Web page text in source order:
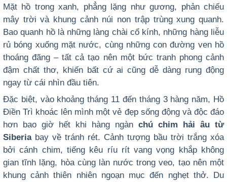
Mặt hồ trong xanh, phẳng lặng như gương, phản chiếu
mây trời và khung cảnh núi non trập trùng xung quanh.
Bao quanh hồ là những làng chài cổ kính, những hàng liễu
rủ bóng xuống mặt nước, cùng những con đường ven hồ
thoáng đãng – tất cả tạo nên một bức tranh phong cảnh
đậm chất thơ, khiến bất cứ ai cũng dễ dàng rung động
ngay từ cái nhìn đầu tiên.
Đặc biệt, vào khoảng tháng 11 đến tháng 3 hàng năm, Hồ
Điền Trì khoác lên mình một vẻ đẹp sống động và độc đáo
hơn bao giờ hết khi hàng ngàn chú chim hải âu từ
Siberiabay về tránh rét. Cảnh tượng bầu trời trắng xóa
bởi cánh chim, tiếng kêu ríu rít vang vọng khắp không
gian tĩnh lặng, hòa cùng làn nước trong veo, tạo nên một
khung cảnh thiên nhiên ngoạn mục đến nghẹt thở. Du